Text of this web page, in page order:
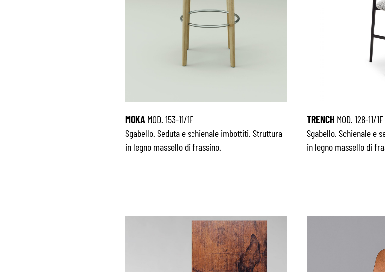
MOKAMOD. 153-11/1F
Sgabello. Seduta e schienale imbottiti. Struttura
in legno massello di frassino.
TRENCH MOD. 128-11/1F
Sgabello. Schienale e
in legno massello di